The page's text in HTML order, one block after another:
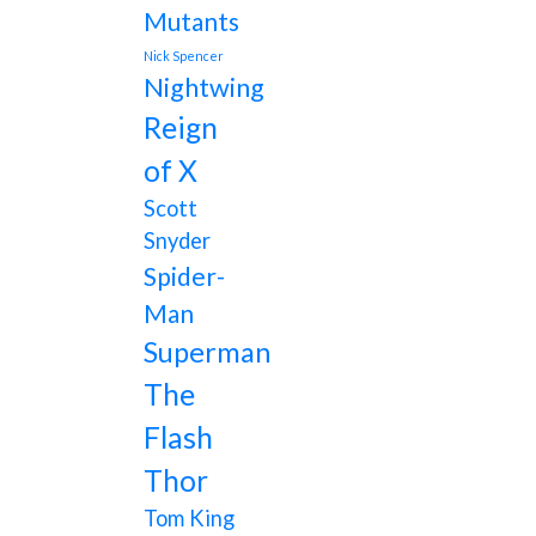
Mutants
Nick Spencer
Nightwing
Reign
of X
Scott
Snyder
Spider-
Man
Superman
The
Flash
Thor
Tom King